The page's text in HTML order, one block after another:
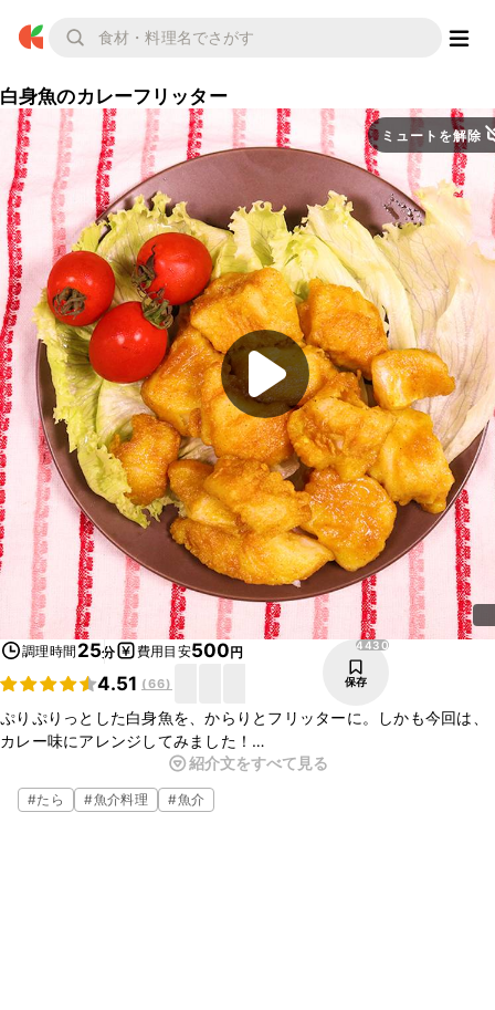
白身魚のカレーフリッター
ミュートを解除
調理時間 25分 費用目安500円
4.51 (66)
4430
保存
ぷりぷりっとした白身魚を、からりとフリッターに。しかも今回は、
カレー味にアレンジしてみました！
外はサクサク、中はジューシーで美味しいですよ。
じゃがいもも一緒にあげてカレーフィッシュ&チップスにしても◎
紹介文をすべて見る
#たら #魚介料理 #魚介